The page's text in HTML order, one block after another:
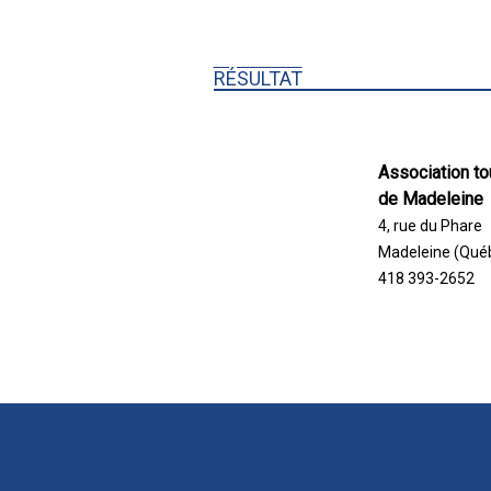
RÉSULTAT
Association
de Madeleine
4, rue du Phare
Madeleine
418 393-2652